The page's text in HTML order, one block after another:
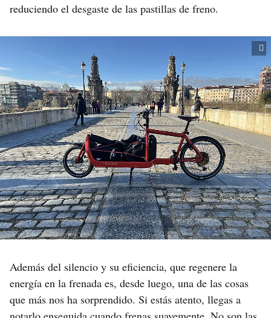
reduciendo el desgaste de las pastillas de freno.
Además del silencio y su eficiencia, que regenere la
energía en la frenada es, desde luego, una de las cosas
que más nos ha sorprendido. Si estás atento, llegas a